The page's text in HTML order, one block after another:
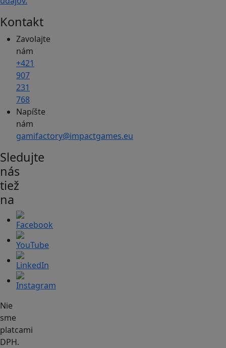
Kontakt
Zavolajte
nám
+421
907
231
768
Napíšte
nám
gamifactory@impactgames.eu
Sledujte
nás
tiež
na
Nie
sme
platcami
DPH.